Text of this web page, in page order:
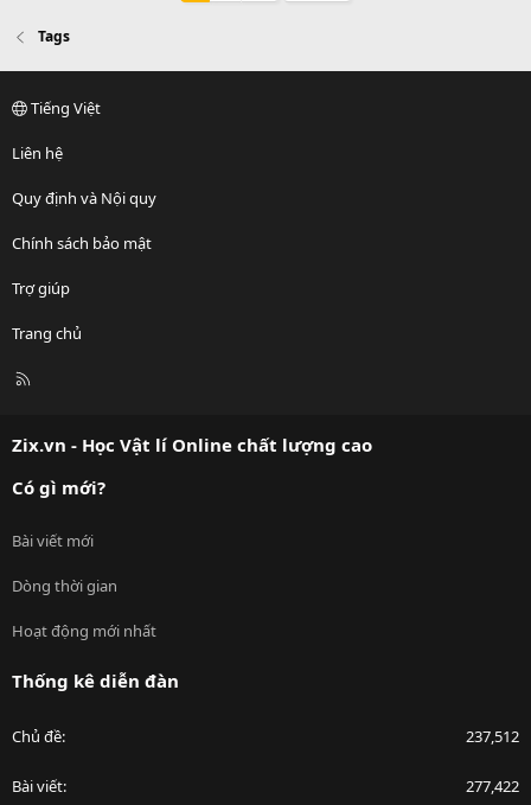
Tags
Tiếng Việt
Liên hệ
Quy định và Nội quy
Chính sách bảo mật
Trợ giúp
Trang chủ
R
Zix.vn - Học Vật lí Online chất lượng cao
Có gì mới?
Bài viết mới
Dòng thời gian
Hoạt động mới nhất
Thống kê diễn đàn
Chủ đề 237,512
Bài viết 277,422